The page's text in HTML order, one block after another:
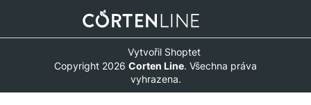
Vytvořil Shoptet
Copyright 2026 Corten Line. Všechna práva
vyhrazena.